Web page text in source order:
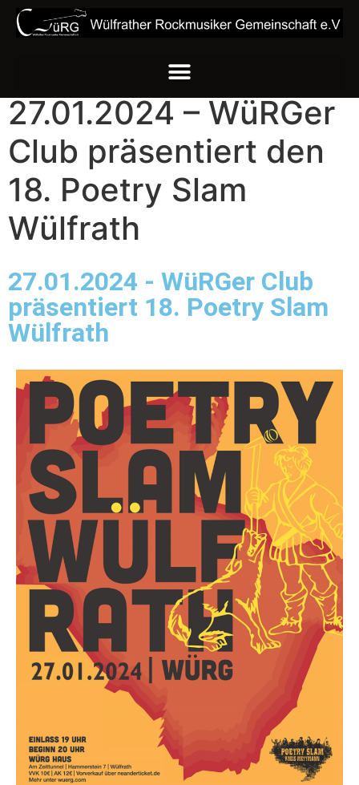
27.01.2024 – WüRGer
Club präsentiert den
18. Poetry Slam
Wülfrath
27.01.2024 - WüRGer Club
präsentiert 18. Poetry Slam
Wülfrath